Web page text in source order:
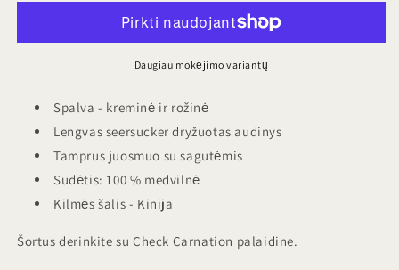
kiekį
Carnation
kiekį
Daugiau mokėjimo variantų
Spalva - kreminė ir rožinė
Lengvas seersucker dryžuotas audinys
Tamprus juosmuo su sagutėmis
Sudėtis: 100 % medvilnė
Kilmės šalis - Kinija
Šortus derinkite su Check Carnation palaidine.